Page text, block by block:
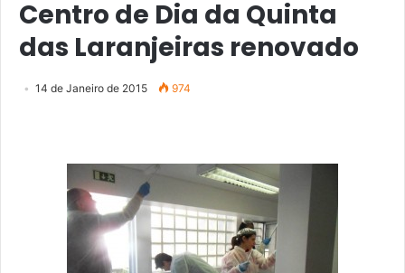
Centro de Dia da Quinta
das Laranjeiras renovado
14 de Janeiro de 2015 974